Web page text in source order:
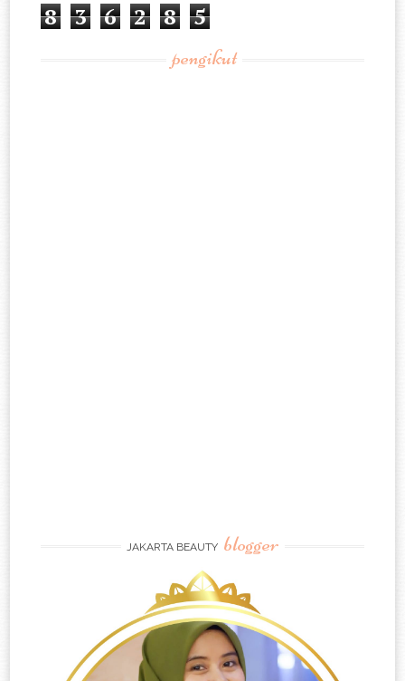
8 3 6 2 8 5
pengikut
JAKARTA BEAUTY blogger